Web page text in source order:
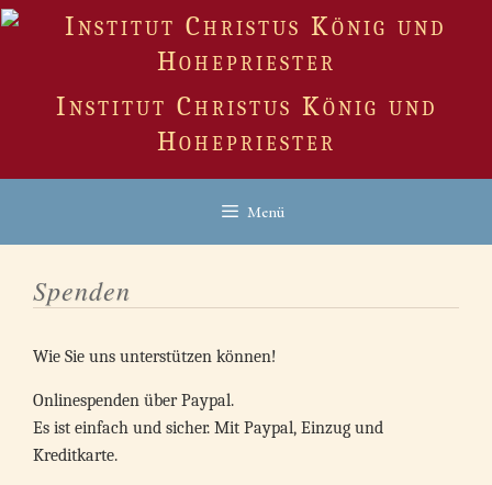
Zum
Institut Christus König und
Hohepriester
Menü
Spenden
Wie Sie uns unterstützen können!
Onlinespenden über Paypal.
Es ist einfach und sicher. Mit Paypal, Einzug und
Kreditkarte.